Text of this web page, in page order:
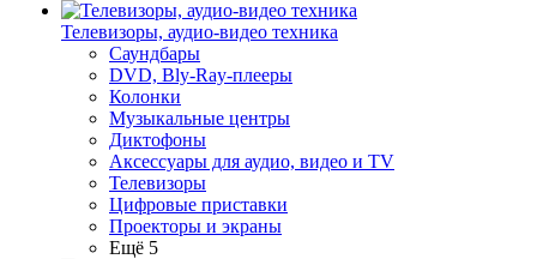
Телевизоры, аудио-видео техника
Саундбары
DVD, Bly-Ray-плееры
Колонки
Музыкальные центры
Диктофоны
Аксессуары для аудио, видео и TV
Телевизоры
Цифровые приставки
Проекторы и экраны
Ещё 5